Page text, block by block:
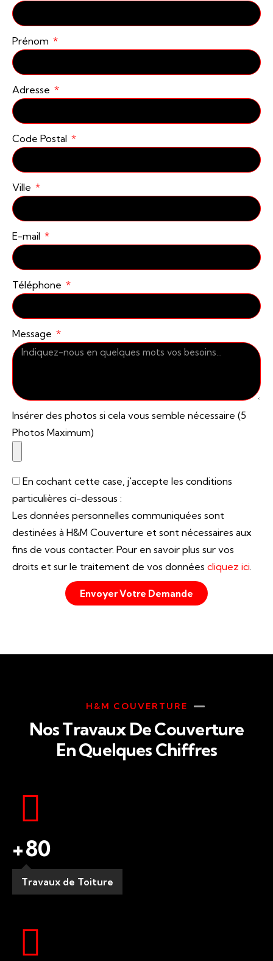
Prénom
Adresse
Code Postal
Ville
E-mail
Téléphone
Message
Insérer des photos si cela vous semble nécessaire (5
Photos Maximum)
En cochant cette case, j'accepte les conditions
particulières ci-dessous :
Les données personnelles communiquées sont
destinées à H&M Couverture et sont nécessaires aux
fins de vous contacter. Pour en savoir plus sur vos
droits et sur le traitement de vos données cliquez ici.
Envoyer Votre Demande
H&M COUVERTURE
Nos Travaux De Couverture
En Quelques Chiffres
+80
Travaux de Toiture